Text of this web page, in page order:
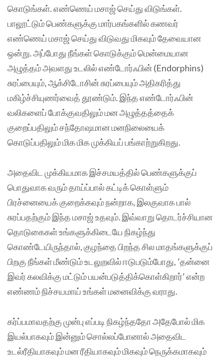
கொடுங்கள். எண்ணெய் மசாஜ் செய்து விடுங்கள்.
பாலூட்டும் பெண்களுக்கு மார்பகங்களில் கணவர்
எண்ணெய் மசாஜ் செய்து விடுவது மிகவும் தேவையான
ஒன்று. அப்போது நீங்கள் கொடுக்கும் மென்மையான
அழுத்தம் அவளது உடலில் எண்டோர்ஃபின் (Endorphins)
சுரப்பையும், ஆக்சிடோசின் சுரப்பையும் அதிகரித்து
மகிழ்ச்சியுணர்வைத் தூண்டும். இந்த எண்டோர்ஃபின்
வலிகளைப் போக்குவதிலும் மன அழுத்தத்தைக்
குறைப்பதிலும் சந்தோஷமான மனநிலையைக்
கொடுப்பதிலும் மிக மிக முக்கியப் பங்காற்றுகிறது.
அதைவிட முக்கியமாக இச்சமயத்தில் பெண்களுக்குப்
பொதுவாக வரும் தாய்ப்பால் கட்டிக் கொள்ளும்
பிரச்னையைக் குறைக்கவும் நன்றாக, இலகுவாக பால்
சுரப்பதற்கும் இந்த மசாஜ் உதவும். இவ்வாறு தொடர்ச்சியான
தொடுகைகள் உங்களுக்கிடையே நிகழ்ந்து
கொண்டேயிருந்தால், குழந்தை பிறந்த சில மாதங்களுக்குப்
பிறகு நீங்கள் மீண்டும் உடலுறவில் ஈடுபடும்போது, ’தன்னை
இவர் கலவிக்கு மட்டும் பயன்படுத்திக்கொள்கிறார்’ என்ற
எண்ணம் நிச்சயமாய் உங்கள் மனைவிக்கு வராது.
கர்ப்பமாவதற்கு முன்பு எப்படி நிகழ்ந்ததோ அதேபோல் மிக
இயல்பாகவும் இன்னும் சொல்லப்போனால் அதைவிட
உடல்ரீதியாகவும் மன ரீதியாகவும் மிகவும் நெருக்கமாகவும்